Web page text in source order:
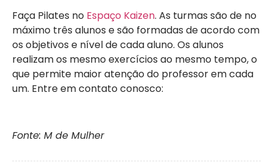
Faça Pilates no Espaço Kaizen. As turmas são de no
máximo três alunos e são formadas de acordo com
os objetivos e nível de cada aluno. Os alunos
realizam os mesmo exercícios ao mesmo tempo, o
que permite maior atenção do professor em cada
um. Entre em contato conosco:
Fonte: M de Mulher